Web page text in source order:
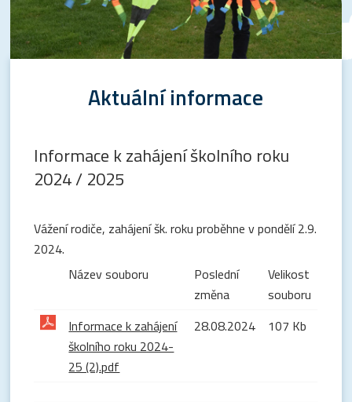
Aktuální informace
Informace k zahájení školního roku
2024 / 2025
Vážení rodiče, zahájení šk. roku proběhne v pondělí 2.9.
2024.
Název souboru
Poslední
změna
Velikost
souboru
Informace k zahájení
školního roku 2024-
25 (2).pdf
28.08.2024 107 Kb